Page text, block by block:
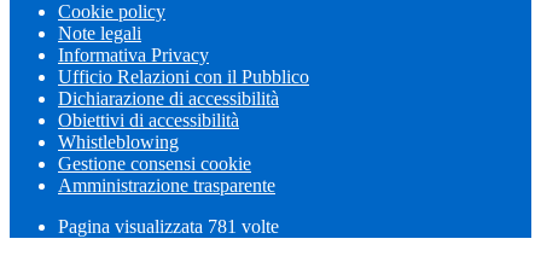
Cookie policy
Note legali
Informativa Privacy
Ufficio Relazioni con il Pubblico
Dichiarazione di accessibilità
Obiettivi di accessibilità
Whistleblowing
Gestione consensi cookie
Amministrazione trasparente
Pagina visualizzata 781 volte